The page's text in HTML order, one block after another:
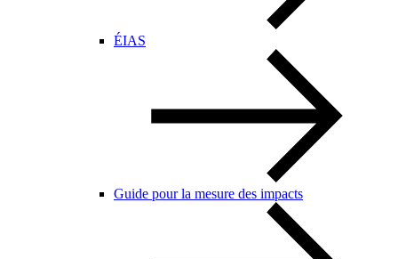
ÉIAS
Guide pour la mesure des impacts